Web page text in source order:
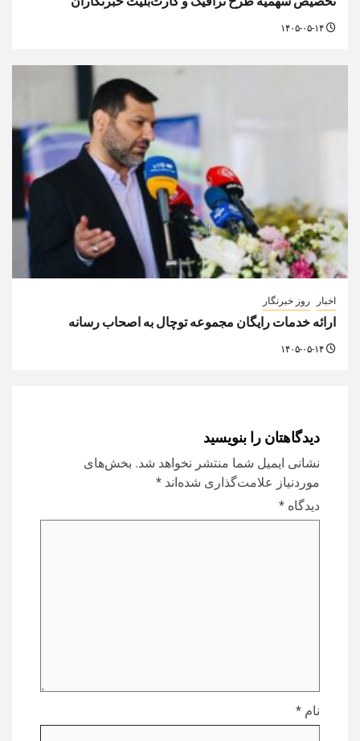
اخبار روز خبرنگار
ارائه خدمات رایگان مجموعه توچال به اصحاب رسانه
دیدگاهتان را بنویسید
نشانی ایمیل شما منتشر نخواهد شد. بخش‌های
موردنیاز علامت‌گذاری شده‌اند *
دیدگاه *
نام *